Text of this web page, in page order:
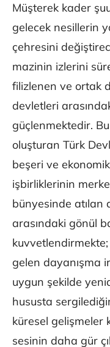
Müşterek kader
gelecek nesillerin
çehresini
mazinin izlerini
filizlenen ve ortak
devletleri
güçlenmektedir.
oluşturan Türk
beşeri ve
işbirliklerinin
bünyesinde atılan
arasındaki gönül
gelen dayanışma
uygun şekilde
hususta
küresel gelişmeler
sesinin daha gür